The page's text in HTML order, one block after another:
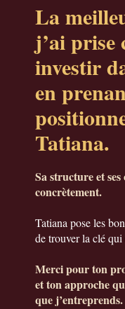
La
j’ai prise
investir
en
Tatiana.
Sa structure et
concrètement.
Tatiana pose les
de trouver la clé
Merci pour ton
et ton approche
que j’entreprends.